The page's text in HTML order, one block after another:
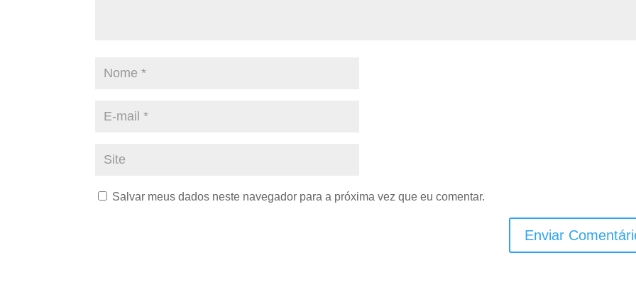
Salvar meus dados neste navegador para a próxima vez que eu comentar.